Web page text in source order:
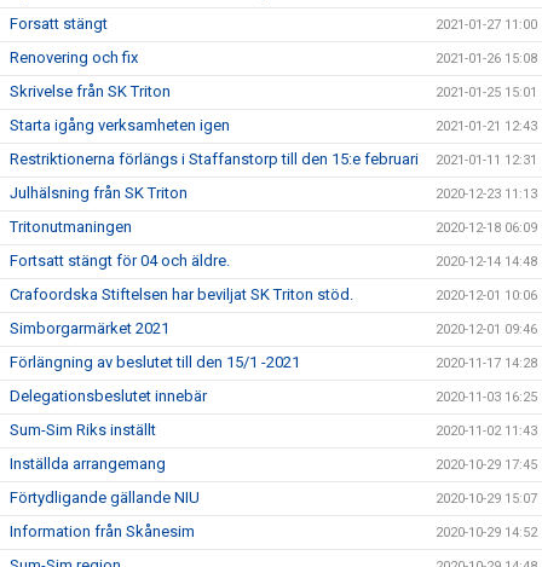
Forsatt stängt 2021-01-27 11:00
Renovering och fix 2021-01-26 15:08
Skrivelse från SK Triton 2021-01-25 15:01
Starta igång verksamheten igen 2021-01-21 12:43
Restriktionerna förlängs i Staffanstorp till den 15:e februari 2021-01-11 12:31
Julhälsning från SK Triton 2020-12-23 11:13
Tritonutmaningen 2020-12-18 06:09
Fortsatt stängt för 04 och äldre. 2020-12-14 14:48
Crafoordska Stiftelsen har beviljat SK Triton stöd. 2020-12-01 10:06
Simborgarmärket 2021 2020-12-01 09:46
Förlängning av beslutet till den 15/1 -2021 2020-11-17 14:28
Delegationsbeslutet innebär 2020-11-03 16:25
Sum-Sim Riks inställt 2020-11-02 11:43
Inställda arrangemang 2020-10-29 17:45
Förtydligande gällande NIU 2020-10-29 15:07
Information från Skånesim 2020-10-29 14:52